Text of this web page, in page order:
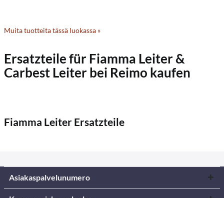
Muita tuotteita tässä luokassa »
Ersatzteile für Fiamma Leiter &
Carbest Leiter bei Reimo kaufen
Fiamma Leiter Ersatzteile
Asiakaspalvelunumero